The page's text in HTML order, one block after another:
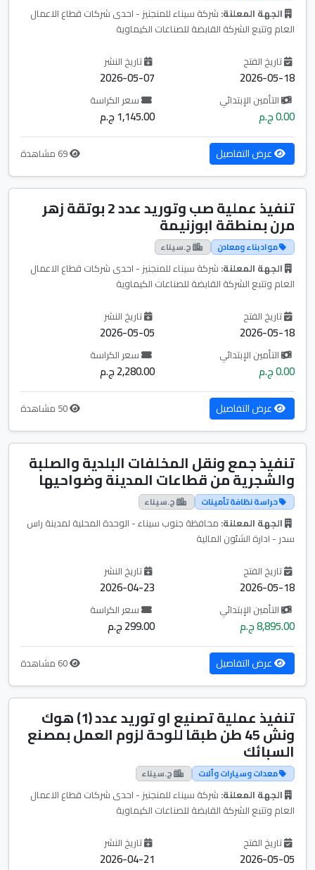
الجهة المعلنة: شركة سيناء للمنجنيز - احدى شركات قطاع الاعمال
العام وتتبع الشركة القابضة للصناعات الكيماوية
تاريخ الفتح
2026-05-18
تاريخ النشر
2026-05-07
التأمين الإبتدائي
0.00 ج.م
سعر الكراسة
1,145.00 ج.م
عرض التفاصيل
تنفيذ عملية صب وتوريد عدد 2 بوتقة زهر
مرن بمنطقة ابوزنيمة
مواد بناء ومعادن ج.سيناء
الجهة المعلنة: شركة سيناء للمنجنيز - احدى شركات قطاع الاعمال
العام وتتبع الشركة القابضة للصناعات الكيماوية
تاريخ الفتح
2026-05-18
تاريخ النشر
2026-05-05
التأمين الإبتدائي
0.00 ج.م
سعر الكراسة
2,280.00 ج.م
عرض التفاصيل
تنفيذ جمع ونقل المخلفات البلدية والصلبة
والشجرية من قطاعات المدينة وضواحيها
حراسة نظافة تأمينات ج.سيناء
الجهة المعلنة: محافظة جنوب سيناء - الوحدة المحلية لمدينة راس
سدر - ادارة الشئون المالية
تاريخ الفتح
2026-05-18
تاريخ النشر
2026-04-23
التأمين الإبتدائي
8,895.00 ج.م
سعر الكراسة
299.00 ج.م
عرض التفاصيل
تنفيذ عملية تصنيع او توريد عدد (1) هوك
ونش 45 طن طبقا للوحة لزوم العمل بمصنع
السبائك
معدات وسيارات وألات ج.سيناء
الجهة المعلنة: شركة سيناء للمنجنيز - احدى شركات قطاع الاعمال
العام وتتبع الشركة القابضة للصناعات الكيماوية
تاريخ الفتح
2026-05-05
تاريخ النشر
2026-04-21